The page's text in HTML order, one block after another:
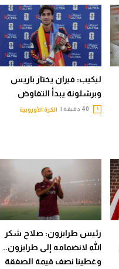
ليكيب: فيران يختار باريس
وبرشلونة يبدأ التفاوض
الكرة الأوروبية
رئيس طرابزون: صلاح شكر
الله لانضمامه إلى طرابزون..
وغطينا نصف قيمة الصفقة